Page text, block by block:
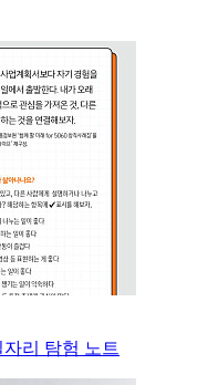
자리 탐험 노트